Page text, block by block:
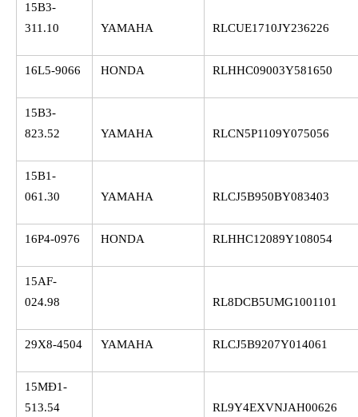
15B3-
311.10
YAMAHA RLCUE1710JY236226
16L5-9066 HONDA RLHHC09003Y581650
15B3-
823.52
YAMAHA RLCN5P1109Y075056
15B1-
061.30
YAMAHA RLCJ5B950BY083403
16P4-0976 HONDA RLHHC12089Y108054
15AF-
024.98
RL8DCB5UMG1001101
29X8-4504 YAMAHA RLCJ5B9207Y014061
15MĐ1-
513.54
RL9Y4EXVNJAH00626